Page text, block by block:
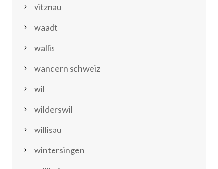
vitznau
waadt
wallis
wandern schweiz
wil
wilderswil
willisau
wintersingen